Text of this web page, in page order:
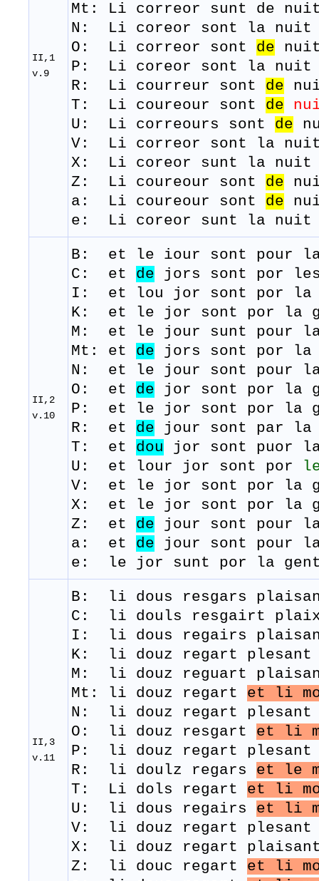
II,1
v.9
Mt: Li correor sunt de
N: Li coreor sont la nuit
​O: Li correor sont de
​P: Li coreor sont la nuit
R: Li courreur sont de
T: Li coureour sont de
U: Li correours sont de
​V: Li correor sont la
X: Li coreor sunt la nuit
Z: Li coureour sont de
a: Li coureour sont de
e: Li coreor sunt la nuit
II,2
v.10
B: et le iour sont pour
C: et de jors sont por
I: et lou jor sont por la
K: et le jor sont por la
M: et le j our sunt pour
Mt: et de jors sont por la
N: et le jour sont pour
O: et de jor sont por la
P: et le jor sont por la
R: et de j our sont par la
T: et dou j or sont puor
U: et lour jor sont por
V: et le jor sont por la
X: et le jor sont por la
Z: et de jour sont pour
a: et de jour sont pour
e: le jor sunt por la
II,3
v.11
B: li dous resgars
C: li douls resgairt
I: li dous regairs
K: li douz regart plesant
M:
li douz reguart
Mt: li douz regart et li
N: li douz regart plesant
O: li douz resgart et li
P: li douz regart plesant
R: ​ li doulz regars et le
T: Li dols regart
et li
U: li dous regairs et li
V: li douz regart plesant
X: li douz regart
Z: li douc regart et li